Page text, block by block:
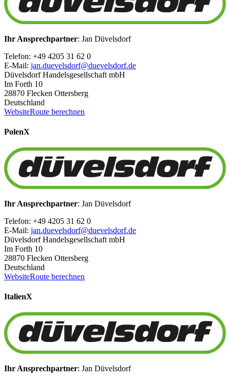
Ihr Ansprechpartner: Jan Düvelsdorf
Telefon: +49 4205 31 62 0
E-Mail: jan.duevelsdorf@duevelsdorf.de
Düvelsdorf Handelsgesellschaft mbH
Im Forth 10
28870 Flecken Ottersberg
Deutschland
WebsiteRoute berechnen
PolenX
Ihr Ansprechpartner: Jan Düvelsdorf
Telefon: +49 4205 31 62 0
E-Mail: jan.duevelsdorf@duevelsdorf.de
Düvelsdorf Handelsgesellschaft mbH
Im Forth 10
28870 Flecken Ottersberg
Deutschland
WebsiteRoute berechnen
ItalienX
Ihr Ansprechpartner: Jan Düvelsdorf